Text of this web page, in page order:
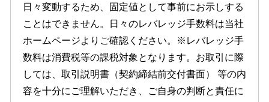
日々変動するため、固定値として事前にお示しする
ことはできません。日々のレバレッジ手数料は当社
ホームページよりご確認ください。※レバレッジ手
数料は消費税等の課税対象となります。お取引に際
しては、取引説明書（契約締結前交付書面） 等の内
容を十分にご理解いただき、ご自身の判断と責任に